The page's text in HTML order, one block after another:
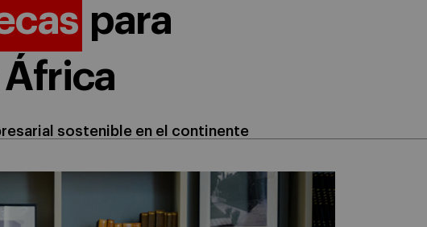
para
sostenible en el continente